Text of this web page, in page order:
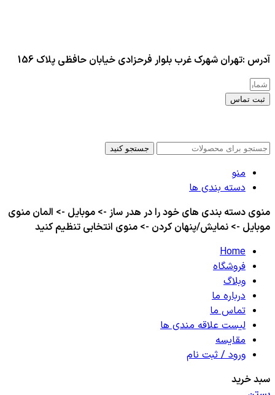
آدرس :تهران شهرک غرب بلوار فرحزادی خیابان حافظی پلاک 156
ثبت تماس
جستجو کنید
منو
دسته بندی ها
منوی دسته بندی های خود را در هدر ساز -> موبایل -> المان منوی
موبایل -> نمایش/پنهان کردن -> منوی انتخابی تنظیم کنید
Home
فروشگاه
وبلاگ
درباره ما
تماس ما
لیست علاقه مندی ها
مقایسه
ورود / ثبت نام
سبد خرید